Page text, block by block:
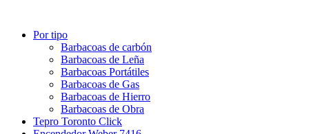
Por tipo
Barbacoas de carbón
Barbacoas de Leña
Barbacoas Portátiles
Barbacoas de Gas
Barbacoas de Hierro
Barbacoas de Obra
Tepro Toronto Click